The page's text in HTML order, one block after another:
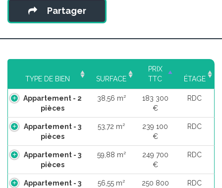
Partager
TYPE DE BIEN SURFACE
PRIX
TTC
ÉTAGE
Appartement - 2
pièces
38,56 m²
183 300
€
RDC
Appartement - 3
pièces
53,72 m²
239 100
€
RDC
Appartement - 3
pièces
59,88 m²
249 700
€
RDC
Appartement - 3
56,55 m²
250 800
RDC